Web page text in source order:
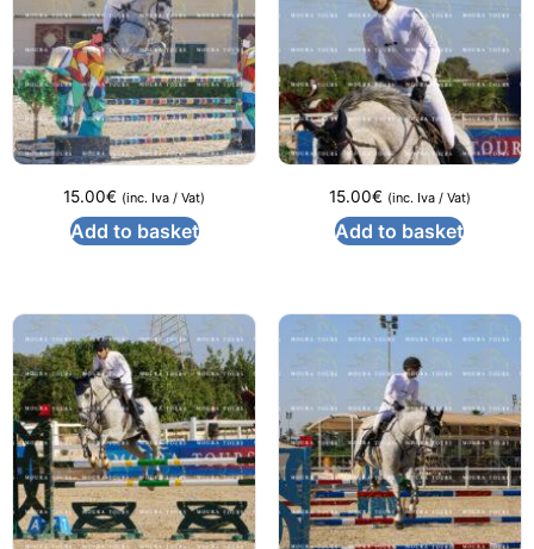
15.00€ (inc. Iva / Vat)
Add to basket
15.00€ (inc. Iva / Vat)
Add to basket